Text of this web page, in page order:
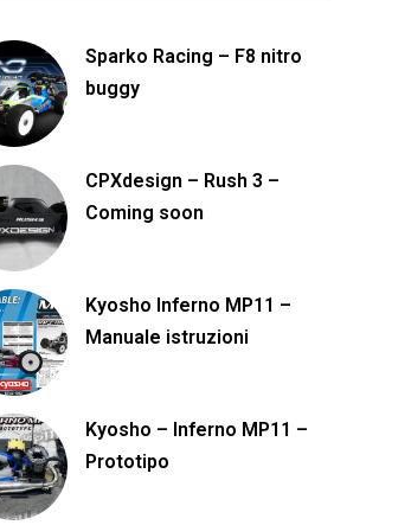
Sparko Racing – F8 nitro
buggy
CPXdesign – Rush 3 –
Coming soon
Kyosho Inferno MP11 –
Manuale istruzioni
Kyosho – Inferno MP11 –
Prototipo